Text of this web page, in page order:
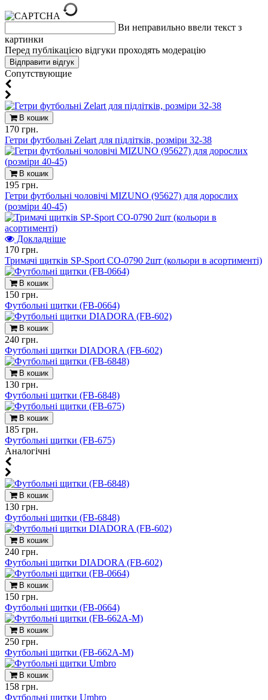
Ви неправильно ввели текст з
картинки
Перед публікацією відгуки проходять модерацію
Cопутствующие
В кошик
170 грн.
Гетри футбольні Zelart для підлітків, розміри 32-38
В кошик
195 грн.
Гетри футбольні чоловічі MIZUNO (95627) для дорослих
(розміри 40-45)
Докладніше
170 грн.
Тримачі щитків SP-Sport CO-0790 2шт (кольори в асортименті)
В кошик
150 грн.
Футбольні щитки (FB-0664)
В кошик
240 грн.
Футбольні щитки DIADORA (FB-602)
В кошик
130 грн.
Футбольні щитки (FB-6848)
В кошик
185 грн.
Футбольні щитки (FB-675)
Aналогічні
В кошик
130 грн.
Футбольні щитки (FB-6848)
В кошик
240 грн.
Футбольні щитки DIADORA (FB-602)
В кошик
150 грн.
Футбольні щитки (FB-0664)
В кошик
250 грн.
Футбольні щитки (FB-662A-M)
В кошик
158 грн.
Футбольні щитки Umbro